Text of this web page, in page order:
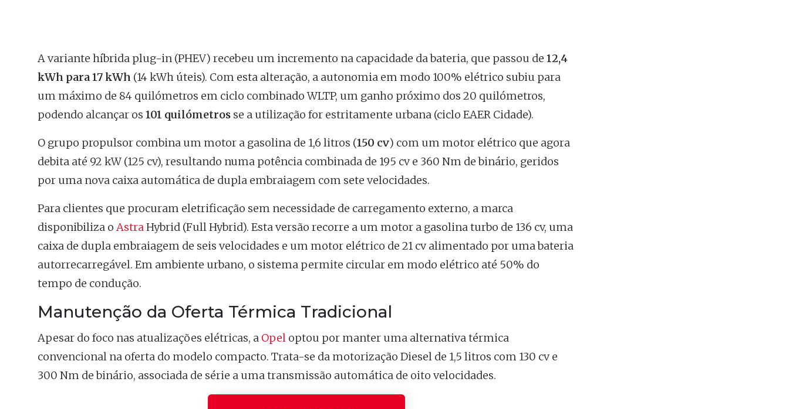
A variante híbrida plug-in (PHEV) recebeu um incremento na capacidade da bateria, que passou de 12,4
kWh para 17 kWh (14 kWh úteis). Com esta alteração, a autonomia em modo 100% elétrico subiu para
um máximo de 84 quilómetros em ciclo combinado WLTP, um ganho próximo dos 20 quilómetros,
podendo alcançar os 101 quilómetros se a utilização for estritamente urbana (ciclo EAER Cidade).
O grupo propulsor combina um motor a gasolina de 1,6 litros (150 cv) com um motor elétrico que agora
debita até 92 kW (125 cv), resultando numa potência combinada de 195 cv e 360 Nm de binário, geridos
por uma nova caixa automática de dupla embraiagem com sete velocidades.
Para clientes que procuram eletrificação sem necessidade de carregamento externo, a marca
disponibiliza o AstraHybrid (Full Hybrid). Esta versão recorre a um motor a gasolina turbo de 136 cv, uma
caixa de dupla embraiagem de seis velocidades e um motor elétrico de 21 cv alimentado por uma bateria
autorrecarregável. Em ambiente urbano, o sistema permite circular em modo elétrico até 50% do
tempo de condução.
Manutenção da Oferta Térmica Tradicional
Apesar do foco nas atualizações elétricas, a Opel optou por manter uma alternativa térmica
convencional na oferta do modelo compacto. Trata-se da motorização Diesel de 1,5 litros com 130 cv e
300 Nm de binário, associada de série a uma transmissão automática de oito velocidades.